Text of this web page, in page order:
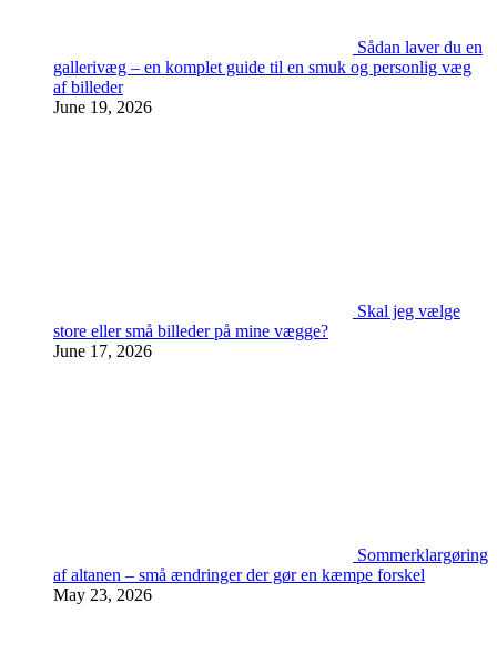
Sådan laver du en
gallerivæg – en komplet guide til en smuk og personlig væg
af billeder
June 19, 2026
Skal jeg vælge
store eller små billeder på mine vægge?
June 17, 2026
Sommerklargøring
af altanen – små ændringer der gør en kæmpe forskel
May 23, 2026